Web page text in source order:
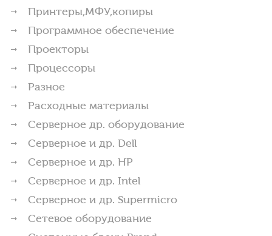
Принтеры,МФУ,копиры
Программное обеспечение
Проекторы
Процессоры
Разное
Расходные материалы
Серверное др. оборудование
Серверное и др. Dell
Серверное и др. HP
Серверное и др. Intel
Серверное и др. Supermicro
Сетевое оборудование